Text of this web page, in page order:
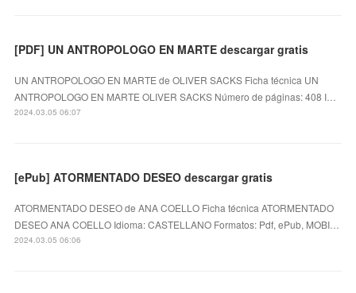
[PDF] UN ANTROPOLOGO EN MARTE descargar gratis
UN ANTROPOLOGO EN MARTE de OLIVER SACKS Ficha técnica UN
ANTROPOLOGO EN MARTE OLIVER SACKS Número de páginas: 408 I…
2024.03.05 06:07
[ePub] ATORMENTADO DESEO descargar gratis
ATORMENTADO DESEO de ANA COELLO Ficha técnica ATORMENTADO
DESEO ANA COELLO Idioma: CASTELLANO Formatos: Pdf, ePub, MOBI…
2024.03.05 06:06